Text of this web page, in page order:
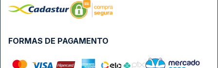
FORMAS DE PAGAMENTO